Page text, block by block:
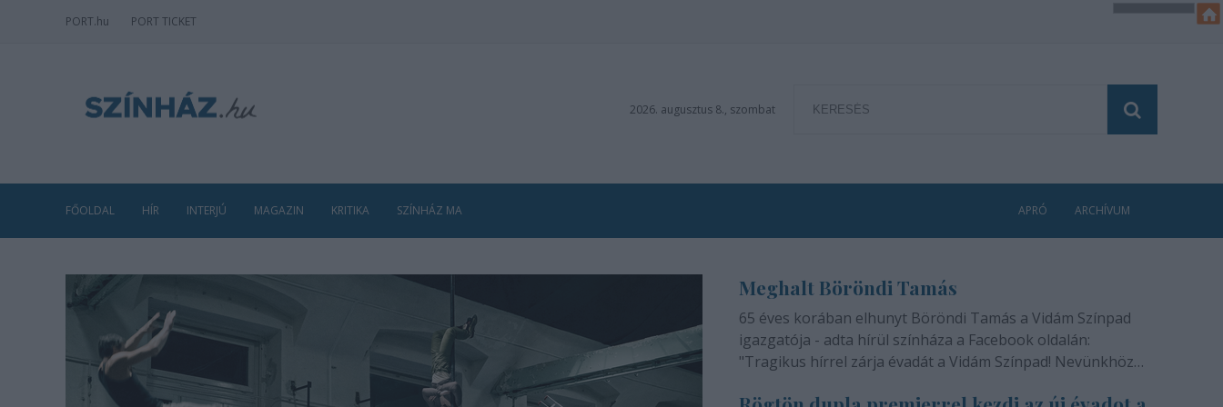
PORT.hu PORT TICKET
2026. augusztus 8., szombat
FŐOLDAL HÍR INTERJÚ MAGAZIN KRITIKA SZÍNHÁZ MA APRÓ ARCHÍVUM
Meghalt Böröndi Tamás
65 éves korában elhunyt Böröndi Tamás a Vidám Színpad
igazgatója - adta hírül színháza a Facebook oldalán:
"Tragikus hírrel zárja évadát a Vidám Színpad! Nevünkhöz